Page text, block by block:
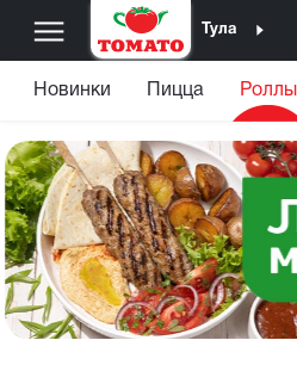
Тула
Новинки Пицца Роллы